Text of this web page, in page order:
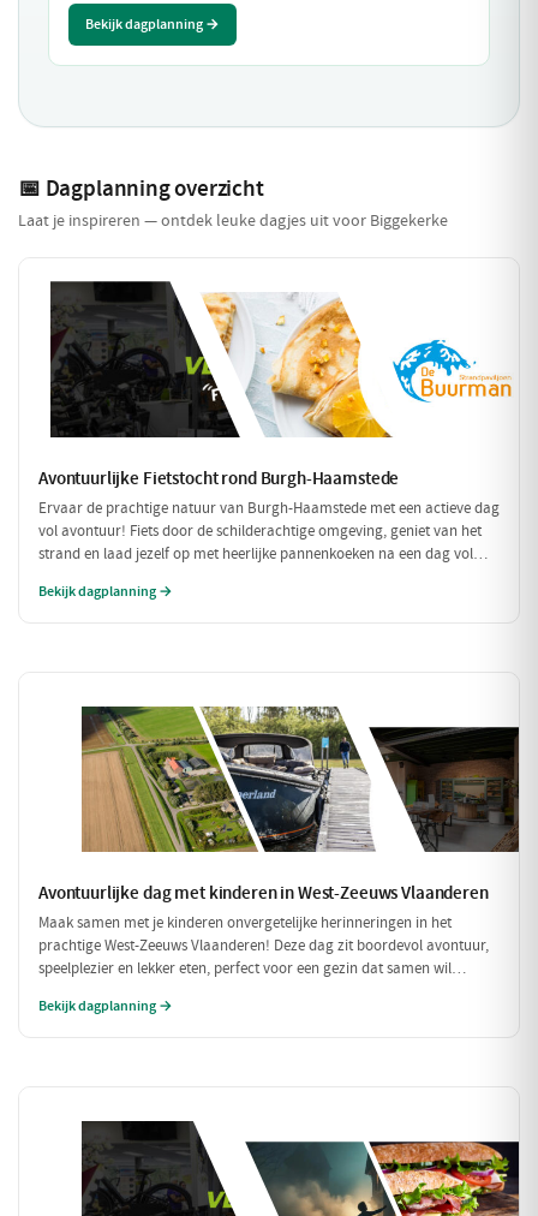
Bekijk dagplanning →
📅 Dagplanning overzicht
Laat je inspireren — ontdek leuke dagjes uit voor Biggekerke
Avontuurlijke Fietstocht rond Burgh-Haamstede
Ervaar de prachtige natuur van Burgh-Haamstede met een actieve dag
vol avontuur! Fiets door de schilderachtige omgeving, geniet van het
strand en laad jezelf op met heerlijke pannenkoeken na een dag vol
uitdaging houdt!
Bekijk dagplanning →
Avontuurlijke dag met kinderen in West-Zeeuws Vlaanderen
Maak samen met je kinderen onvergetelijke herinneringen in het
prachtige West-Zeeuws Vlaanderen! Deze dag zit boordevol avontuur,
speelplezier en lekker eten, perfect voor een gezin dat samen wil
heerlijke maaltijd: dit wordt een dag om niet te vergeten!
Bekijk dagplanning →